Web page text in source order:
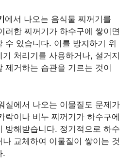
에서 나오는 음식물 찌꺼기를
러한 찌꺼기가 하수구에 쌓이면
수 있습니다. 이를 방지하기 위
처리기를 사용하거나, 설거지
제거하는 습관을 기르는 것이
실에서 나오는 이물질도 문제가
락이나 비누 찌꺼기가 하수구에
방해받습니다. 정기적으로 하수
교체하여 이물질이 쌓이는 것
.